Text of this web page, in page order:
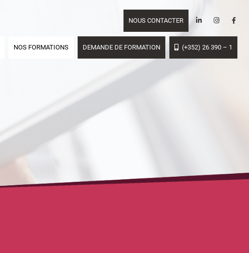
NOUS CONTACTER
NOS FORMATIONS DEMANDE DE FORMATION (+352) 26 390 – 1